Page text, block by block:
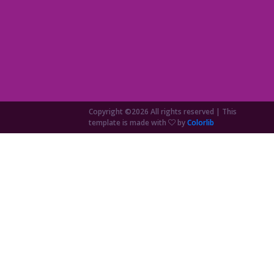
Copyright ©2026 All rights reserved | This
template is made with
byColorlib